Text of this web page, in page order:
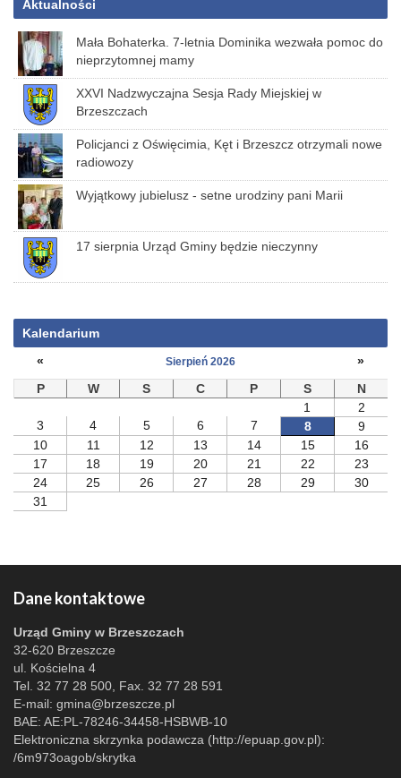
Aktualności
Mała Bohaterka. 7-letnia Dominika wezwała pomoc do
nieprzytomnej mamy
XXVI Nadzwyczajna Sesja Rady Miejskiej w
Brzeszczach
Policjanci z Oświęcimia, Kęt i Brzeszcz otrzymali nowe
radiowozy
Wyjątkowy jubielusz - setne urodziny pani Marii
17 sierpnia Urząd Gminy będzie nieczynny
Kalendarium
«
Sierpień 2026
»
P
W S C P S
N
1
2
3
4 5 6 7 8
9
10
11 12 13 14 15
16
17
18 19 20 21 22
23
24
25 26 27 28 29
30
31
Dane kontaktowe
Urząd Gminy w Brzeszczach
32-620 Brzeszcze
ul. Kościelna 4
Tel. 32 77 28 500, Fax. 32 77 28 591
E-mail: gmina@brzeszcze.pl
BAE: AE:PL-78246-34458-HSBWB-10
Elektroniczna skrzynka podawcza (http://epuap.gov.pl):
/6m973oagob/skrytka